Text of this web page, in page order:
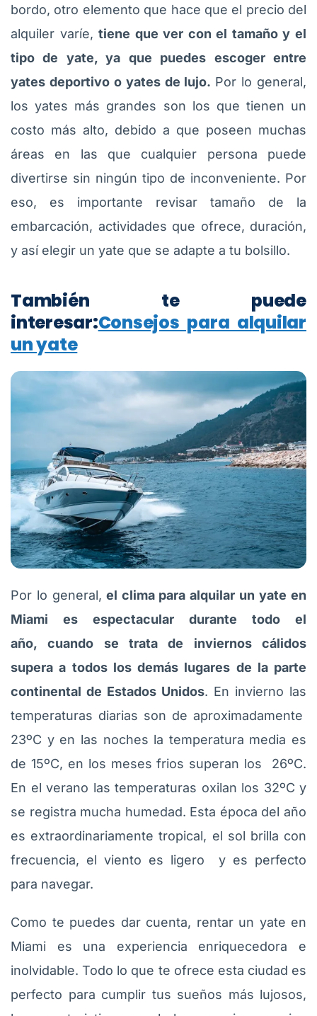
bordo, otro elemento que hace que el precio del
alquiler varíe,tiene que ver con el tamaño y el
tipo de yate, ya que puedes escoger entre
yates deportivo o yates de lujo. Por lo general,
los yates más grandes son los que tienen un
costo más alto, debido a que poseen muchas
áreas en las que cualquier persona puede
divertirse sin ningún tipo de inconveniente. Por
eso, es importante revisar tamaño de la
embarcación, actividades que ofrece, duración,
y así elegir un yate que se adapte a tu bolsillo.
También te puede
interesar:Consejos para alquilar
un yate
Por lo general, el clima para alquilar un yate en
Miami es espectacular durante todo el
año, cuando se trata de inviernos cálidos
supera a todos los demás lugares de la parte
continental de Estados Unidos. En invierno las
temperaturas diarias son de aproximadamente
23ºC y en las noches la temperatura media es
de 15ºC, en los meses frios superan los 26ºC.
En el verano las temperaturas oxilan los 32ºC y
se registra mucha humedad. Esta época del año
es extraordinariamente tropical, el sol brilla con
frecuencia, el viento es ligero y es perfecto
para navegar.
Como te puedes dar cuenta, rentar un yate en
Miami es una experiencia enriquecedora e
inolvidable. Todo lo que te ofrece esta ciudad es
perfecto para cumplir tus sueños más lujosos,